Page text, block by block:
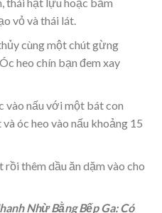
vỏ và thái lát.
cùng một chút gừng
heo chín bạn đem xay
vào nấu với một bát con
óc heo vào nấu khoảng 15
thêm dầu ăn dặm vào cho
Nhừ Bằng Bếp Ga: Có